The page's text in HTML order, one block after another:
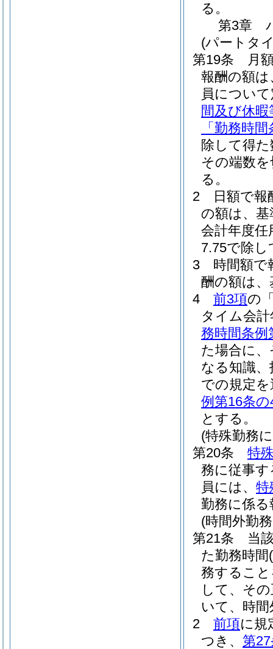
る。
第3章
(パートタ
第19条
月
報酬の額
員につい
間及び休
「勤務時
除して得
その端数
る。
2
日額で
の額は、
会計年度
7.75で除
3
時間額で
酬の額は
4
前3項の
タイム会
務時間条例
た場合に
なる知識
での規定
例第16条の
とする。
(特殊勤務
第20条
特
務に従事
員には、 特
勤務に係
(時間外勤
第21条
当
た勤務時間
務するこ
して、そ
いて、時
2
前項に規
つき、 第